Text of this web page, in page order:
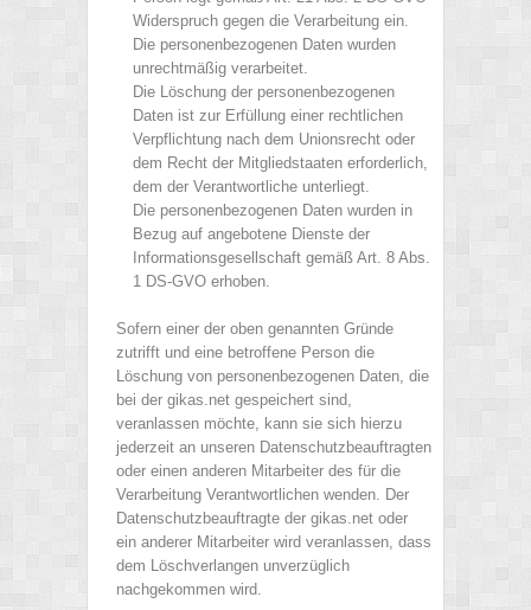
Widerspruch gegen die Verarbeitung ein.
Die personenbezogenen Daten wurden
unrechtmäßig verarbeitet.
Die Löschung der personenbezogenen
Daten ist zur Erfüllung einer rechtlichen
Verpflichtung nach dem Unionsrecht oder
dem Recht der Mitgliedstaaten erforderlich,
dem der Verantwortliche unterliegt.
Die personenbezogenen Daten wurden in
Bezug auf angebotene Dienste der
Informationsgesellschaft gemäß Art. 8 Abs.
1 DS-GVO erhoben.
Sofern einer der oben genannten Gründe
zutrifft und eine betroffene Person die
Löschung von personenbezogenen Daten, die
bei der gikas.net gespeichert sind,
veranlassen möchte, kann sie sich hierzu
jederzeit an unseren Datenschutzbeauftragten
oder einen anderen Mitarbeiter des für die
Verarbeitung Verantwortlichen wenden. Der
Datenschutzbeauftragte der gikas.net oder
ein anderer Mitarbeiter wird veranlassen, dass
dem Löschverlangen unverzüglich
nachgekommen wird.